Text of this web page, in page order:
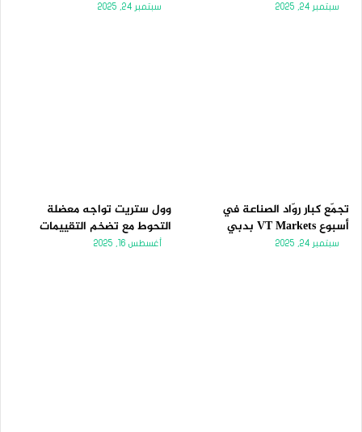
سبتمبر 24, 2025 سبتمبر 24, 2025
تجمّع كبار روّاد الصناعة في
أسبوع VT Markets بدبي
سبتمبر 24, 2025
وول ستريت تواجه معضلة
التحوط مع تضخم التقييمات
أغسطس 16, 2025